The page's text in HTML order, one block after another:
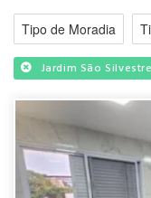
Tipo de Moradia
Jardim São Silvestre